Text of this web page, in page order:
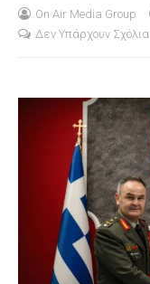
On Air Media Group
Δεν Υπάρχουν Σχόλια